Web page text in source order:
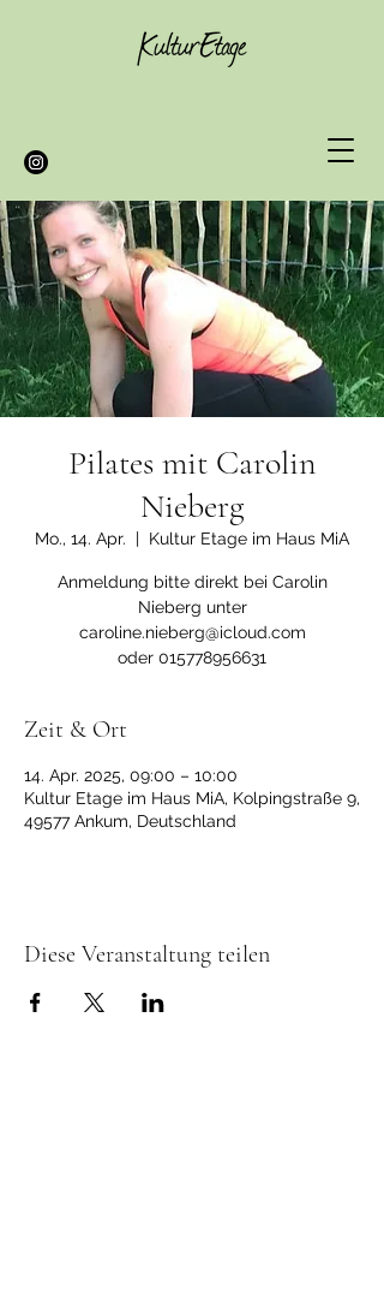
Pilates mit Carolin
Nieberg
Mo., 14. Apr.
  |
Kultur Etage im Haus MiA
Anmeldung bitte direkt bei Carolin
Nieberg unter
caroline.nieberg@icloud.com
Zeit & Ort
14. Apr. 2025, 09:00 – 10:00
Kultur Etage im Haus MiA, Kolpingstraße 9,
49577 Ankum, Deutschland
Diese Veranstaltung teilen